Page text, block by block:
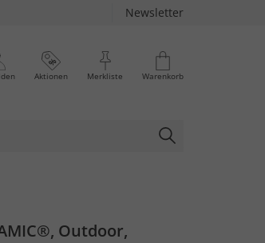
Newsletter
Aktionen Merkliste Warenkorb
Outdoor,